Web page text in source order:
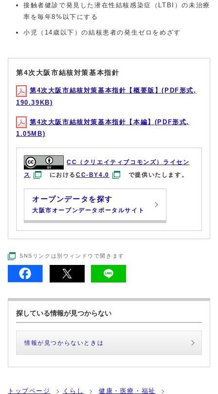
接触者健診で発見した潜在性結核感染症（LTBI）の未治療
率を毎年8%以下にする
小児（14歳以下）の結核患者の発生ゼロをめざす
第4次大阪市結核対策基本指針
第4次大阪市結核対策基本指針【概要版】(PDF形式,
190.39KB)
第4次大阪市結核対策基本指針【本編】(PDF形式,
1.05MB)
CC（クリエイティブコモンズ）ライセン
ス
におけるCC-BY4.0 で提供いたします。
オープンデータを探す
大阪市オープンデータポータルサイト
SNSリンクは別ウィンドウで開きます
探している情報が見つからない
情報が見つからないときは
トップページ くらし 健康・医療・福祉